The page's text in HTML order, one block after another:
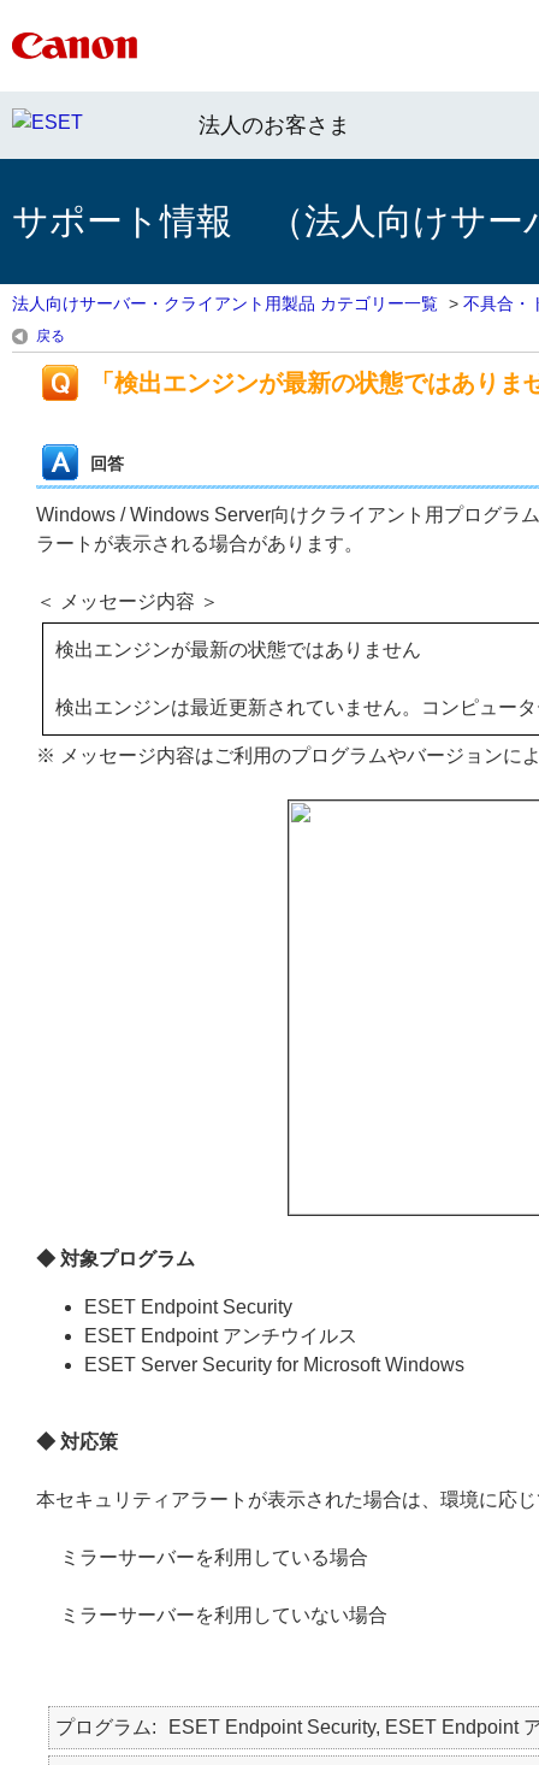
法人のお客さま
サポート情報 （法人向けサー
法人向けサーバー・クライアント用製品 カテゴリー一覧 > 不具合・
戻る
「検出エンジンが最新の状態ではあり
回答
Windows / Windows Server向けクライアント用プログラ
ラートが表示される場合があります。
＜ メッセージ内容 ＞
検出エンジンが最新の状態ではありません
検出エンジンは最近更新されていません。コンピュー
※ メッセージ内容はご利用のプログラムやバージョンに
◆ 対象プログラム
ESET Endpoint Security
ESET Endpoint アンチウイルス
ESET Server Security for Microsoft Windows
◆ 対応策
本セキュリティアラートが表示された場合は、環境に応
ミラーサーバーを利用している場合
ミラーサーバーを利用していない場合
プログラム ESET Endpoint Security, ESET Endpoint